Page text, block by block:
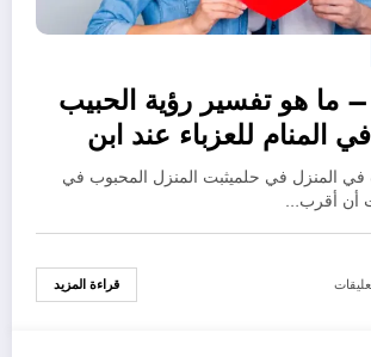
هو تفسير رؤية الحبيب
المنام للعزباء عند ابن
في المنزل في حلميثبت المنزل المحبوب في
أن أقرب…
قراءة المزيد